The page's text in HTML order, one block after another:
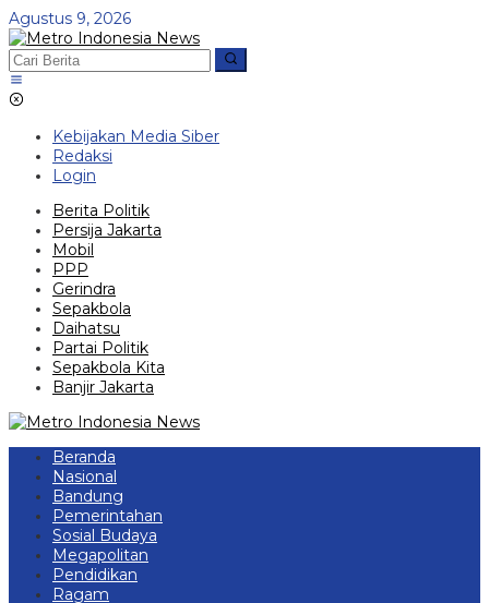
Lewati
ke
konten
Agustus 9, 2026
Kebijakan Media Siber
Redaksi
Login
Berita Politik
Persija Jakarta
Mobil
PPP
Gerindra
Sepakbola
Daihatsu
Partai Politik
Sepakbola Kita
Banjir Jakarta
Beranda
Nasional
Bandung
Pemerintahan
Sosial Budaya
Megapolitan
Pendidikan
Ragam